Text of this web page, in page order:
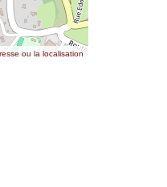
ou la localisation